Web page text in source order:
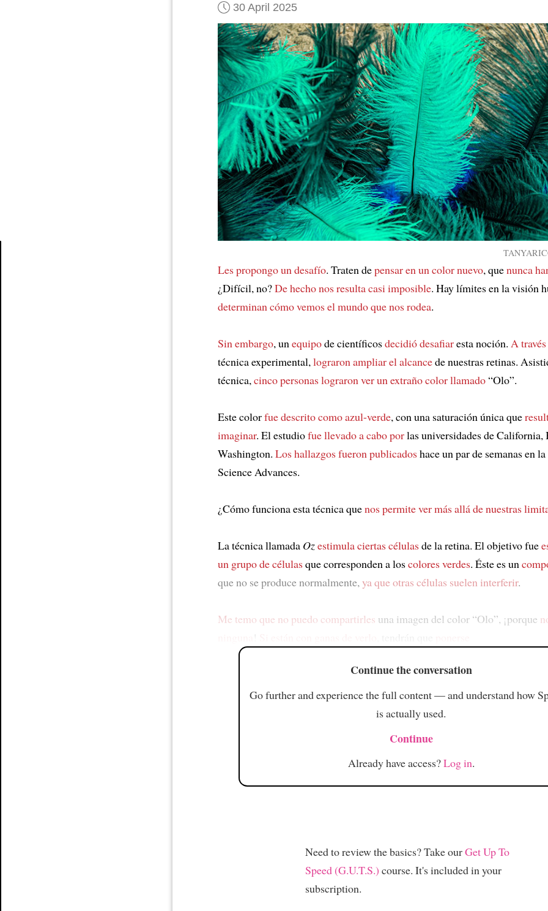
30 April 2025
Les propongo un desafío. Traten depensar en un color nuevo, quenunca
¿Difícil, no?De hecho nos resulta casi imposible. Hay límites en la visión
determinan cómo vemos el mundo que nos rodea.
Sin embargo, un equipode científicosdecidió desafiaresta noción. A
técnica experimental, lograron ampliar el alcancede nuestras retinas.
técnica, cinco personas lograron ver un extraño color llamado“Olo”.
Este colorfue descrito como azul-verde, con una saturación única que
imaginar. El estudiofue llevado a cabo porlas universidades de California,
Washington. Los hallazgos fueron publicadoshace un par de semanas en la
Science Advances.
¿Cómo funciona esta técnica quenos permite ver más allá de nuestras
La técnica llamada Ozestimula ciertas célulasde la retina. El objetivo fue
un grupo de célulasque corresponden a loscolores verdes. Éste es un
que no se produce normalmente, ya que otras células suelen interferir.
Me temo que no puedo compartirles una imagen del color “Olo”, ¡porque
Continue the conversation
Go further and experience the full content — and understand how
is actually used.
Continue
Already have access?Log in.
Need to review the basics? Take ourGet Up To
Speed (G.U.T.S.) course. It's included in your
subscription.